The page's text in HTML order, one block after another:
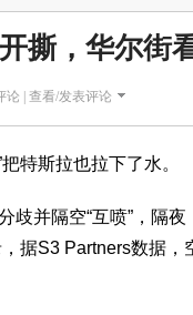
撕，华尔街
论 | 查看/发表评论
特斯拉也拉下了水。
歧并隔空“互喷”，隔
据S3 Partners数据